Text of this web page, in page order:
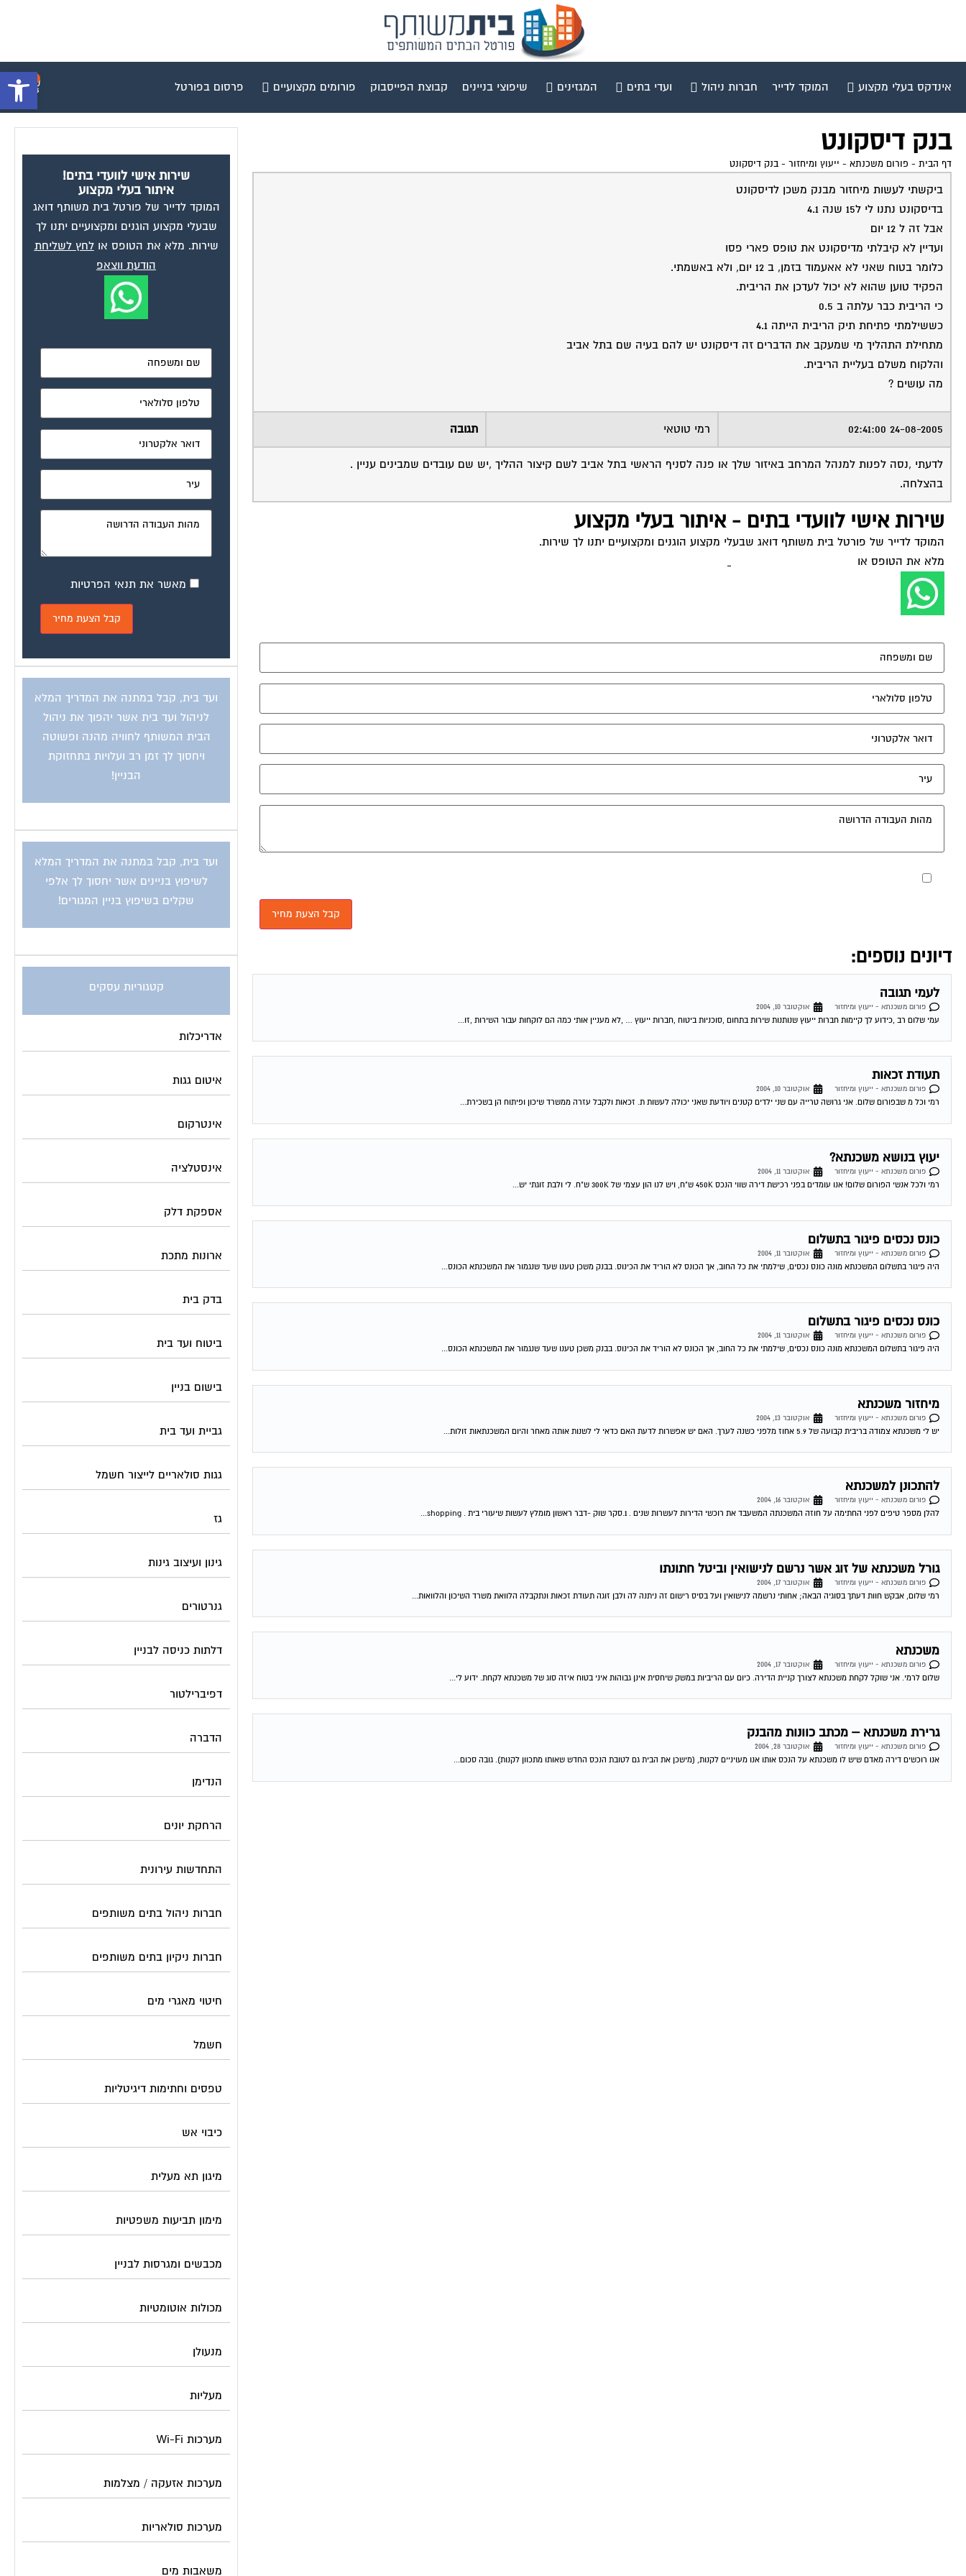
פתח אינדקס בעלי מקצוע המוקד לדייר חברות ניהול ועדי בתים המגזינים שיפוצי בניינים קבוצת הפייסבוק פורומים מקצועיים פרסום בפורטל
בנק דיסקונט
דף הבית - פורום משכנתא - ייעוץ ומיחזור - בנק דיסקונט
ביקשתי לעשות מיחזור מבנק משכן לדיסקונט
בדיסקונט נתנו לי ל15 שנה 4.1
אבל זה ל 12 יום
ועדיין לא קיבלתי מדיסקונט את טופס פארי פסו
כלומר בטוח שאני לא אאעמוד בזמן, ב 12 יום, ולא באשמתי.
הפקיד טוען שהוא לא יכול לעדכן את הריבית.
כי הריבית כבר עלתה ב 0.5
כששילמתי פתיחת תיק הריבית הייתה 4.1
מתחילת התהליך מי שמעקב את הדברים זה דיסקונט יש להם בעיה שם בתל אביב
והלקוח משלם בעליית הריבית.
מה עושים ?
24-08-2005 02:41:00 רמי טוטאי תגובה
לדעתי ,נסה לפנות למנהל המרחב באיזור שלך או פנה לסניף הראשי בתל אביב לשם קיצור ההליך ,יש שם עובדים שמבינים עניין .
בהצלחה.
שירות אישי לוועדי בתים - איתור בעלי מקצוע
המוקד לדייר של פורטל בית משותף דואג שבעלי מקצוע הוגנים ומקצועיים יתנו לך שירות.
מלא את הטופס או
דיונים נוספים:
לעמי תגובה
פורום משכנתא - ייעוץ ומיחזור
אוקטובר 10, 2004
עמי שלום רב ,כידוע לך קיימות חברות ייעוץ שנותנות שירות בתחום ,סוכניות ביטוח ,חברות ייעוץ … ,לא מעניין אותי כמה הם לוקחות עבור השירות ,זו...
תעודת זכאות
פורום משכנתא - ייעוץ ומיחזור
אוקטובר 10, 2004
רמי וכל מ שבפורום שלום. אני גרושה טרייה עם שני ילדים קטנים ויודעת שאני יכולה לעשות ת. זכאות ולקבל עזרה ממשרד שיכון ופיתוח הן בשכירת...
יעוץ בנושא משכנתא?
פורום משכנתא - ייעוץ ומיחזור
אוקטובר 11, 2004
רמי ולכל אנשי הפורום שלום! אנו עומדים בפני רכישת דירה שווי הנכס 450K ש"ח, ויש לנו הון עצמי של 300K ש"ח. לי ולבת זוגתי יש...
כונס נכסים פיגור בתשלום
פורום משכנתא - ייעוץ ומיחזור
אוקטובר 11, 2004
היה פיגור בתשלום המשכנתא מונה כונס נכסים, שילמתי את כל החוב, אך הכונס לא הוריד את הכינוס. בבנק משכן טענו שעד שנגמור את המשכנתא הכונס...
כונס נכסים פיגור בתשלום
פורום משכנתא - ייעוץ ומיחזור
אוקטובר 11, 2004
היה פיגור בתשלום המשכנתא מונה כונס נכסים, שילמתי את כל החוב, אך הכונס לא הוריד את הכינוס. בבנק משכן טענו שעד שנגמור את המשכנתא הכונס...
מיחזור משכנתא
פורום משכנתא - ייעוץ ומיחזור
אוקטובר 13, 2004
יש לי משכנתא צמודה בריבית קבועה של 5.9 אחוז מלפני כשנה לערך. האם יש אפשרות לדעת האם כדאי לי לשנות אותה מאחר והיום המשכנתאות זולות...
להתכונן למשכנתא
פורום משכנתא - ייעוץ ומיחזור
אוקטובר 16, 2004
להלן מספר טיפים לפני החתימה על חוזה המשכנתה המשעבד את רוכשי הדירות לעשרות שנים . 1.סקר שוק -דבר ראשון מומלץ לעשות שיעורי בית . shopping...
גורל משכנתא של זוג אשר נרשם לנישואין וביטל חתונתו
פורום משכנתא - ייעוץ ומיחזור
אוקטובר 17, 2004
רמי שלום, אבקש חוות דעתך בסוגיה הבאה; אחותי נרשמה לנישואין ועל בסיס רישום זה ניתנה לה ולבן זוגה תעודת זכאות ונתקבלה הלוואת משרד השיכון והלוואות...
משכנתא
פורום משכנתא - ייעוץ ומיחזור
אוקטובר 17, 2004
שלום לרמי. אני שוקל לקחת משכנתא לצורך קניית הדירה. כיום עם הריביות במשק שיחסית אינן גבוהות איני בטוח איזה סוג של משכנתא לקחת. ידוע לי...
גרירת משכנתא – מכתב כוונות מהבנק
פורום משכנתא - ייעוץ ומיחזור
אוקטובר 28, 2004
אנו רוכשים דירה מאדם שיש לו משכנתא על הנכס אותו אנו מעויניים לקנות, (מישכן את הבית גם לטובת הנכס החדש שאותו מתכוון לקנות). גובה סכום...
שירות אישי לוועדי בתים!
איתור בעלי מקצוע
המוקד לדייר של פורטל בית משותף דואג
שבעלי מקצוע הוגנים ומקצועיים יתנו לך
שירות. מלא את הטופס אולחץ לשליחת
הודעת ווצאפ
מאשר את תנאי הפרטיות
ועד בית, קבל במתנה את המדריך המלא
לניהול ועד בית אשר יהפוך את ניהול
הבית המשותף לחוויה מהנה ופשוטה
ויחסוך לך זמן רב ועלויות בתחזוקת
הבניין!
ועד בית, קבל במתנה את המדריך המלא
לשיפוץ בניינים אשר יחסוך לך אלפי
שקלים בשיפוץ בניין המגורים!
קטגוריות עסקים
אדריכלות
איטום גגות
אינטרקום
אינסטלציה
אספקת דלק
ארונות מתכת
בדק בית
ביטוח ועד בית
בישום בניין
גביית ועד בית
גגות סולאריים לייצור חשמל
גז
גינון ועיצוב גינות
גנרטורים
דלתות כניסה לבניין
דפיברילטור
הדברה
הנדימן
הרחקת יונים
התחדשות עירונית
חברות ניהול בתים משותפים
חברות ניקיון בתים משותפים
חיטוי מאגרי מים
חשמל
טפסים וחתימות דיגיטליות
כיבוי אש
מיגון תא מעלית
מימון תביעות משפטיות
מכבשים ומגרסות לבניין
מכולות אוטומטיות
מנעולן
מעליות
מערכות Wi-Fi
מערכות אזעקה / מצלמות
מערכות סולאריות
משאבות מים